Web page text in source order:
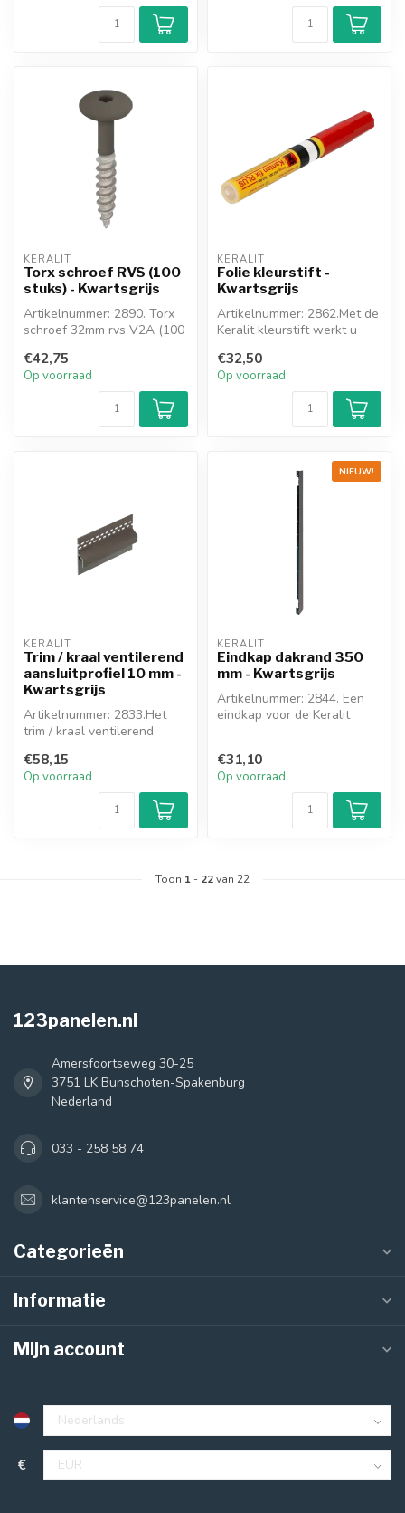
KERALIT
Torx schroef RVS (100
stuks) - Kwartsgrijs
Artikelnummer: 2890. Torx
schroef 32mm rvs V2A (100
€42,75
Op voorraad
KERALIT
Folie kleurstift -
Kwartsgrijs
Artikelnummer: 2862.Met de
Keralit kleurstift werkt u
beschad...
€32,50
Op voorraad
KERALIT
Trim / kraal ventilerend
aansluitprofiel 10 mm -
Kwartsgrijs
Artikelnummer: 2833.Het
trim / kraal ventilerend
toegepast...
€58,15
Op voorraad
NIEUW!
KERALIT
Eindkap dakrand 350
mm - Kwartsgrijs
Artikelnummer: 2844. Een
eindkap voor de Keralit
€31,10
Op voorraad
Toon 1 - 22van 22
123panelen.nl
Amersfoortseweg 30-25
3751 LK Bunschoten-Spakenburg
Nederland
033 - 258 58 74
klantenservice@123panelen.nl
Categorieën
Informatie
Mijn account
€